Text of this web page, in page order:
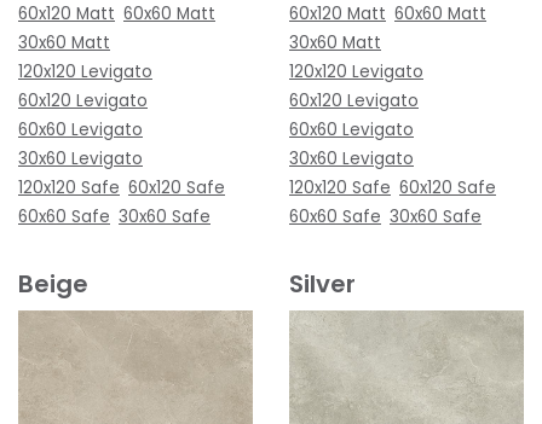
60x120 Matt 60x60 Matt
30x60 Matt
120x120 Levigato
60x120 Levigato
60x60 Levigato
30x60 Levigato
120x120 Safe 60x120 Safe
60x60 Safe 30x60 Safe
60x120 Matt 60x60 Matt
30x60 Matt
120x120 Levigato
60x120 Levigato
60x60 Levigato
30x60 Levigato
120x120 Safe 60x120 Safe
60x60 Safe 30x60 Safe
Beige Silver